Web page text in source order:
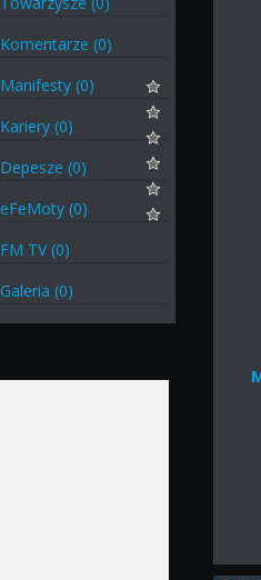
Komentarze (0)
Manifesty (0)
Kariery (0)
Depesze (0)
eFeMoty (0)
FM TV (0)
Galeria (0)